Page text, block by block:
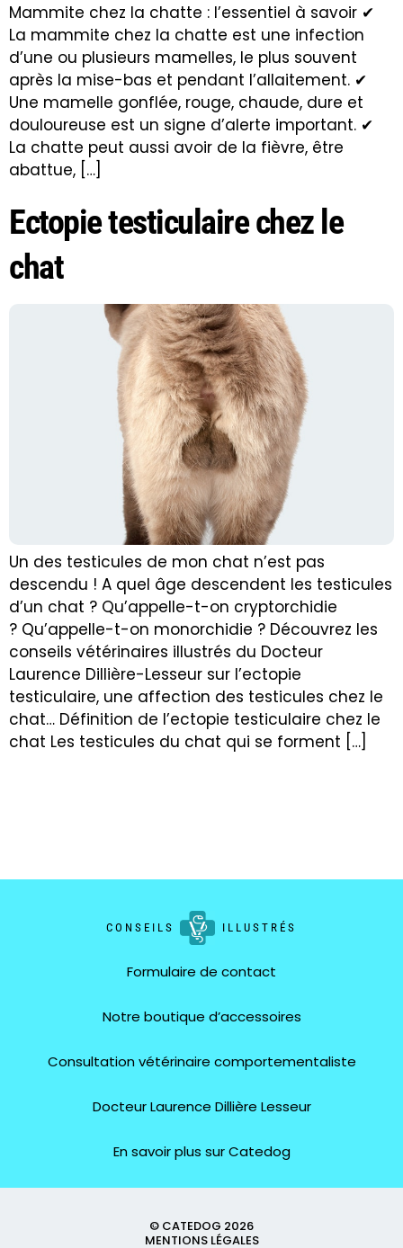
Mammite chez la chatte : l’essentiel à savoir ✔
La mammite chez la chatte est une infection
d’une ou plusieurs mamelles, le plus souvent
après la mise-bas et pendant l’allaitement. ✔
Une mamelle gonflée, rouge, chaude, dure et
douloureuse est un signe d’alerte important. ✔
La chatte peut aussi avoir de la fièvre, être
abattue, […]
Ectopie testiculaire chez le
chat
Un des testicules de mon chat n’est pas
descendu ! A quel âge descendent les testicules
d’un chat ? Qu’appelle-t-on cryptorchidie
? Qu’appelle-t-on monorchidie ? Découvrez les
conseils vétérinaires illustrés du Docteur
Laurence Dillière-Lesseur sur l’ectopie
testiculaire, une affection des testicules chez le
chat… Définition de l’ectopie testiculaire chez le
chat Les testicules du chat qui se forment […]
CONSEILS ILLUSTRÉS
Formulaire de contact
Notre boutique d’accessoires
Consultation vétérinaire comportementaliste
Docteur Laurence Dillière Lesseur
En savoir plus sur Catedog
© CATEDOG 2026
MENTIONS LÉGALES